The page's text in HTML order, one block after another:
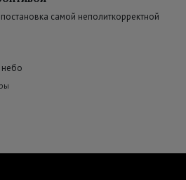
самой неполиткорректной